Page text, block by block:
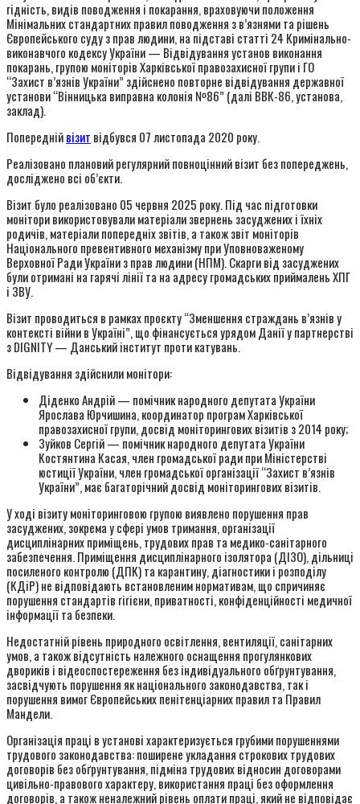
гідність, видів поводження і покарання, враховуючи положення
Мінімальних стандартних правил поводження з в’язнями та рішень
Європейського суду з прав людини, на підставі статті 24 Кримінально-
виконавчого кодексу України — Відвідування установ виконання
покарань, групою моніторів Харківської правозахисної групи і ГО
“Захист в’язнів України” здійснено повторне відвідування державної
установи “Вінницька виправна колонія №86” (далі ВВК-86, установа,
заклад).
Попереднійвізит відбувcя 07 листопада 2020 року.
Реалізовано плановий регулярний повноцінний візит без попереджень,
досліджено всі об’єкти.
Візит було реалізовано 05 червня 2025 року. Під час підготовки
монітори використовували матеріали звернень засуджених і їхніх
родичів, матеріали попередніх звітів, а також звіт моніторів
Національного превентивного механізму при Уповноваженому
Верховної Ради України з прав людини (НПМ). Скарги від засуджених
були отримані на гарячі лінії та на адресу громадських приймалень ХПГ
і ЗВУ.
Візит проводиться в рамках проєкту “Зменшення страждань в’язнів у
контексті війни в Україні”, що фінансується урядом Данії у партнерстві
з DIGNITY — Данський інститут проти катувань.
Відвідування здійснили монітори:
Діденко Андрій — помічник народного депутата України
Ярослава Юрчишина, координатор програм Харківської
правозахисної групи, досвід моніторингових візитів з 2014 року;
Зуйков Сергій — помічник народного депутата України
Костянтина Касая, член громадської ради при Міністерстві
юстиції України, член громадської організації “Захист в’язнів
України”, має багаторічний досвід моніторингових візитів.
У ході візиту моніторинговою групою виявлено порушення прав
засуджених, зокрема у сфері умов тримання, організації
дисциплінарних приміщень, трудових прав та медико-санітарного
забезпечення. Приміщення дисциплінарного ізолятора (ДІЗО), дільниці
посиленого контролю (ДПК) та карантину, діагностики і розподілу
(КДіР) не відповідають встановленим нормативам, що спричиняє
порушення стандартів гігієни, приватності, конфіденційності медичної
інформації та безпеки.
Недостатній рівень природного освітлення, вентиляції, санітарних
умов, а також відсутність належного оснащення прогулянкових
двориків і відеоспостереження без індивідуального обґрунтування,
засвідчують порушення як національного законодавства, так і
порушення вимог Європейських пенітенціарних правил та Правил
Мандели.
Організація праці в установі характеризується грубими порушеннями
трудового законодавства: поширене укладання строкових трудових
договорів без обґрунтування, підміна трудових відносин договорами
цивільно-правового характеру, використання праці без оформлення
договорів, а також неналежний рівень оплати праці, який не відповідає